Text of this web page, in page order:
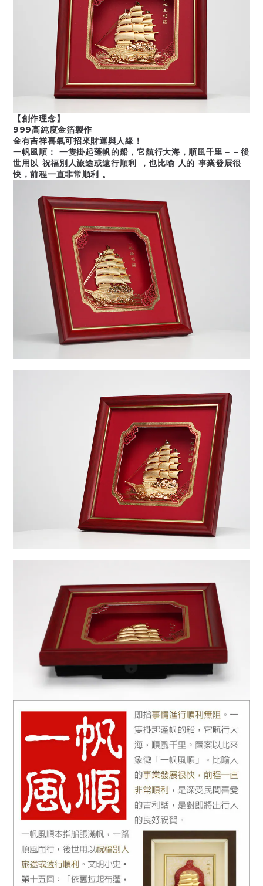
【創作理念】
999高純度金箔製作
金有吉祥喜氣可招來財運與人緣！
一帆風順：
一隻掛起蓬帆的船，它航行大海，順風千里－－後
世用以 祝福別人旅途或遠行順利 ，也比喻 人的 事業發展很
快，前程一直非常順利 。